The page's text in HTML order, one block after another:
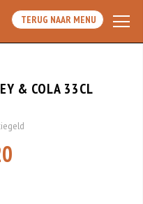
TERUG NAAR MENU
& COLA 33CL